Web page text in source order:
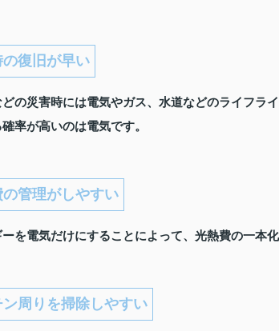
の復旧が早い
の災害時には電気やガス、水道などのライフラ
率が高いのは電気です。
管理がしやすい
を電気だけにすることによって、光熱費の一本
ン周りを掃除しやすい